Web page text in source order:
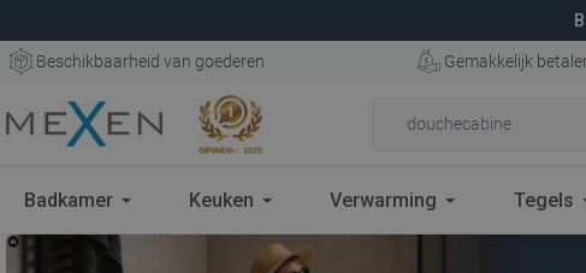
Beschikbaarheid van goederen Gemakkelijk
Badkamer Keuken Verwarming Tegels